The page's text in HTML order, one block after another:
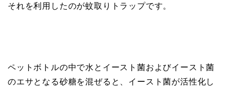
それを利用したのが蚊取りトラップです。
ペットボトルの中で水とイースト菌およびイースト菌
のエサとなる砂糖を混ぜると、イースト菌が活性化し